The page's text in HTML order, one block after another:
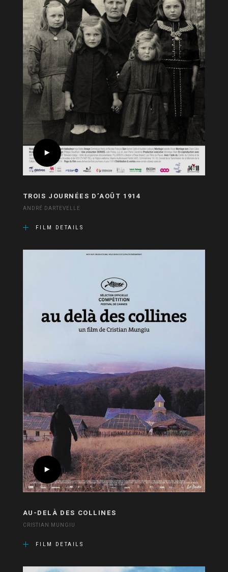
TROIS JOURNÉES D’AOÛT 1914
ANDRÉ DARTEVELLE
FILM DETAILS
AU-DELÀ DES COLLINES
CRISTIAN MUNGIU
FILM DETAILS